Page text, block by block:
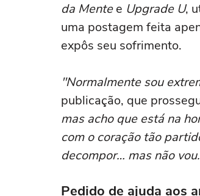
da Mentee Upgrade U,
uma postagem feita
expôs seu sofrimento.
"Normalmente sou
publicação, que
mas acho que está na
com o coração tão
decompor… mas não
Pedido de ajuda aos